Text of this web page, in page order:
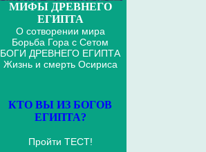
МИФЫ ДРЕВНЕГО
ЕГИПТА
О сотворении мира
Борьба Гора с Сетом
БОГИ ДРЕВНЕГО ЕГИПТА
Жизнь и смерть Осириса
КТО ВЫ ИЗ БОГОВ
ЕГИПТА?
Пройти ТЕСТ!